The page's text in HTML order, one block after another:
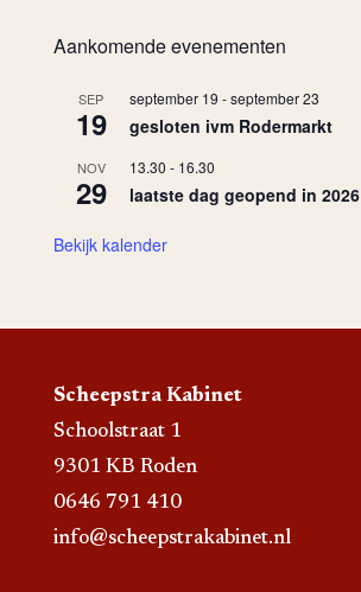
Aankomende evenementen
SEP
19
september 19 -september 23
gesloten ivm Rodermarkt
NOV
29
13.30 - 16.30
laatste dag geopend in 2026
Bekijk kalender
Scheepstra Kabinet
Schoolstraat 1
9301 KB Roden
0646 791 410
info@scheepstrakabinet.nl